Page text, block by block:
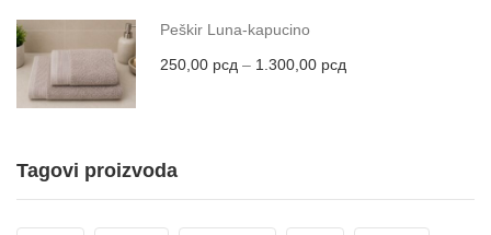
Peškir Luna-kapucino
250,00 рсд – 1.300,00 рсд
Tagovi proizvoda